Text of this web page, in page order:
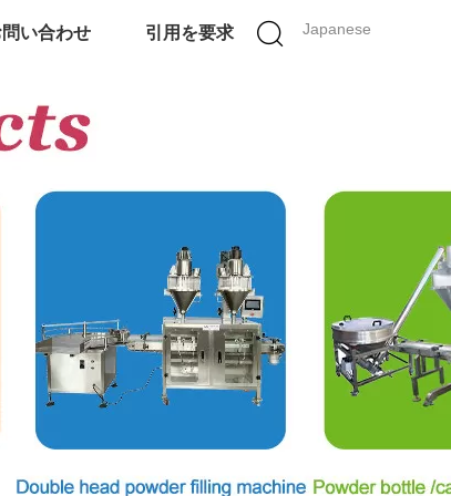
Japanese
問い合わせ 引用を要求